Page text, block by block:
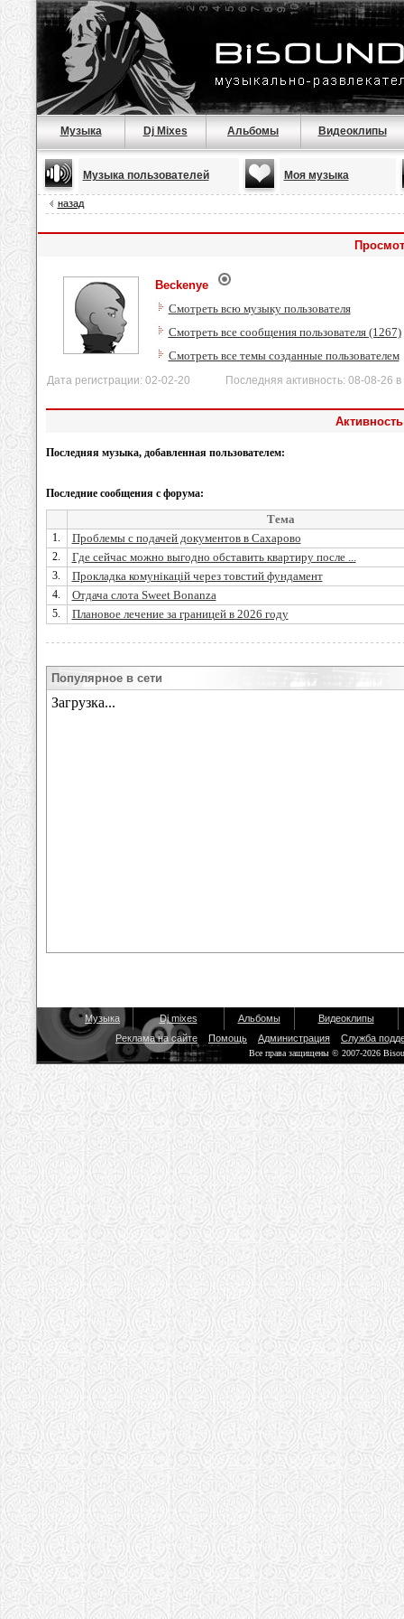
Музыка Dj Mixes Альбомы Видеоклипы
Музыка пользователей Моя музыка
назад
Beckenye
Смотреть всю музыку пользователя
Смотреть все сообщения пользователя (1267)
Смотреть все темы созданные пользователем
Дата регистрации: 02-02-20 Последняя активность: 08-08-26 в
Последняя музыка, добавленная пользователем:
Последние сообщения с форума:
Тема
1. Проблемы с подачей документов в Сахарово
2. Где сейчас можно выгодно обставить квартиру после ...
3. Прокладка комунікацій через товстий фундамент
4. Отдача слота Sweet Bonanza
5. Плановое лечение за границей в 2026 году
Популярное в сети
Музыка Dj mixes Альбомы
Видеоклипы
Реклама на сайте
Помощь Администрация Служба
Все права защищены © 2007-2026